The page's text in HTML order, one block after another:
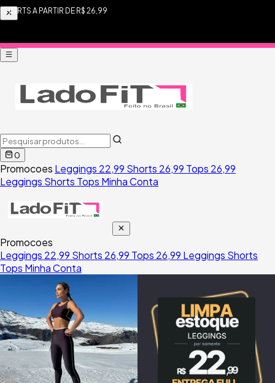
SHORTS A PARTIR DE R$ 26,99
0
Promocoes Leggings 22,99 Shorts 26,99 Tops 26,99
Leggings Shorts Tops Minha Conta
Promocoes
Leggings 22,99 Shorts 26,99 Tops 26,99 Leggings Shorts
Tops Minha Conta